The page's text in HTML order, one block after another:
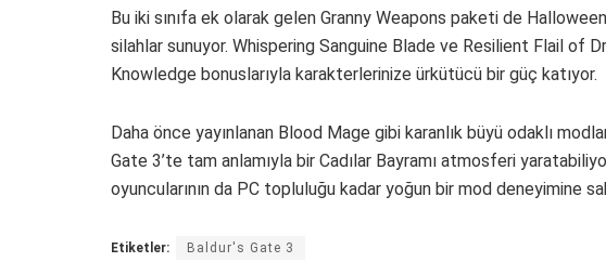
Bu iki sınıfa ek olarak gelen Granny Weapons paketi de
silahlar sunuyor. Whispering Sanguine Blade ve Resilient Flail of
Knowledge bonuslarıyla karakterlerinize ürkütücü bir güç katıyor.
Daha önce yayınlanan Blood Mage gibi karanlık büyü odaklı
Gate 3’te tam anlamıyla bir Cadılar Bayramı atmosferi
oyuncularının da PC topluluğu kadar yoğun bir mod deneyimine
Etiketler: Baldur's Gate 3